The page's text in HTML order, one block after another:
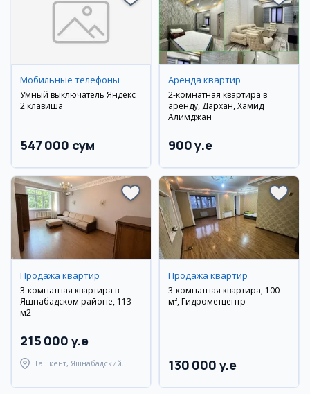
Мобильные телефоны
Умный выключатель Яндекс
2 клавиша
547 000 сум
Аренда квартир
2-комнатная квартира в
аренду, Дархан, Хамид
Алимджан
900 y.e
Продажа квартир
3-комнатная квартира в
Яшнабадском районе, 113
м2
215 000 y.e
Ташкент, Яшнабадский
Продажа квартир
3-комнатная квартира, 100
м², Гидрометцентр
130 000 y.e